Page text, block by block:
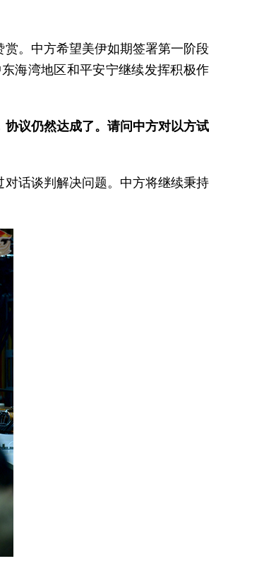
。中方希望美伊如期签署第一阶段
海湾地区和平安宁继续发挥积极作
议仍然达成了。请问中方对以方试
话谈判解决问题。中方将继续秉持